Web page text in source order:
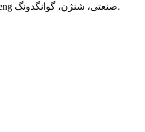
Lescolton، Zhongpengcheng صنعتی، شنژن، گوانگدونگ.